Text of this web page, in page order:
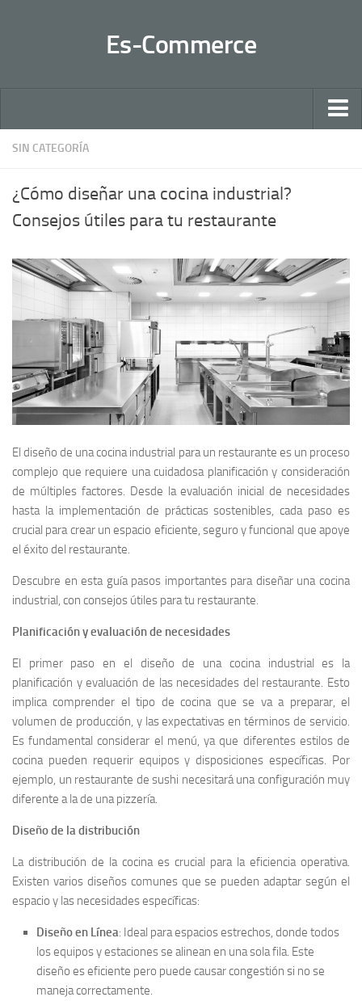
Es-Commerce
Inicio
Negocios 2.0
Sectores
Ventas
Contactar
SIN CATEGORÍA
¿Cómo diseñar una cocina industrial?
Consejos útiles para tu restaurante
El diseño de una cocina industrial para un restaurante es un proceso
complejo que requiere una cuidadosa planificación y consideración
de múltiples factores. Desde la evaluación inicial de necesidades
hasta la implementación de prácticas sostenibles, cada paso es
crucial para crear un espacio eficiente, seguro y funcional que apoye
el éxito del restaurante.
Descubre en esta guía pasos importantes para diseñar una cocina
industrial, con consejos útiles para tu restaurante.
Planificación y evaluación de necesidades
El primer paso en el diseño de una cocina industrial es la
planificación y evaluación de las necesidades del restaurante. Esto
implica comprender el tipo de cocina que se va a preparar, el
volumen de producción, y las expectativas en términos de servicio.
Es fundamental considerar el menú, ya que diferentes estilos de
cocina pueden requerir equipos y disposiciones específicas. Por
ejemplo, un restaurante de sushi necesitará una configuración muy
diferente a la de una pizzería.
Diseño de la distribución
La distribución de la cocina es crucial para la eficiencia operativa.
Existen varios diseños comunes que se pueden adaptar según el
espacio y las necesidades específicas:
Diseño en Línea: Ideal para espacios estrechos, donde todos
los equipos y estaciones se alinean en una sola fila. Este
diseño es eficiente pero puede causar congestión si no se
maneja correctamente.